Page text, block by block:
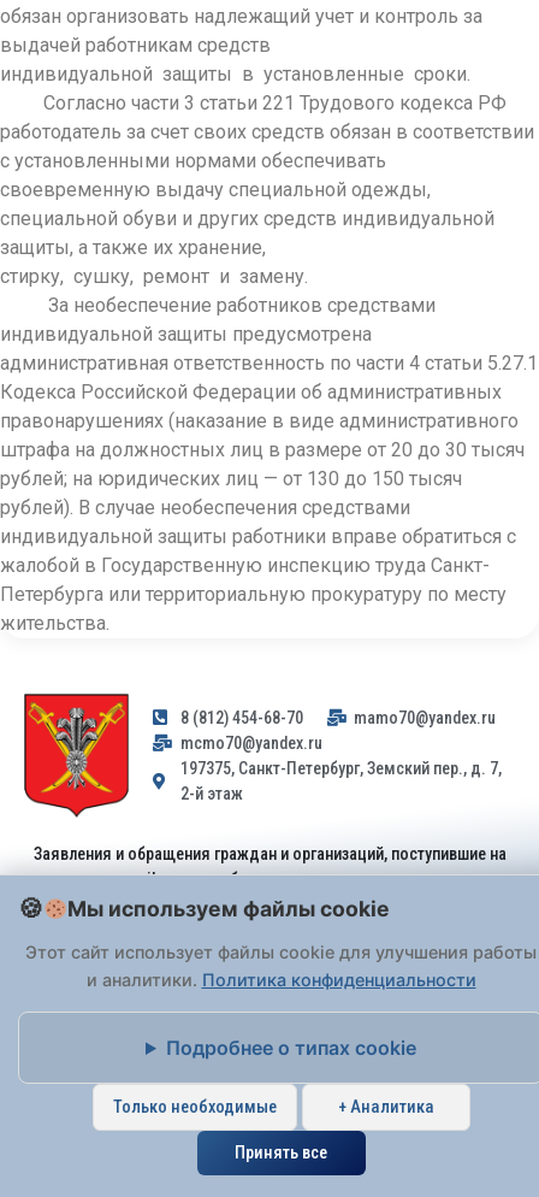
обязан организовать надлежащий учет и контроль за
выдачей работникам средств
индивидуальной защиты в установленные сроки.
Согласно части 3 статьи 221 Трудового кодекса РФ
работодатель за счет своих средств обязан в соответствии
с установленными нормами обеспечивать
своевременную выдачу специальной одежды,
специальной обуви и других средств индивидуальной
защиты, а также их хранение,
стирку, сушку, ремонт и замену.
За необеспечение работников средствами
индивидуальной защиты предусмотрена
административная ответственность по части 4 статьи 5.27.1
Кодекса Российской Федерации об административных
правонарушениях (наказание в виде административного
штрафа на должностных лиц в размере от 20 до 30 тысяч
рублей; на юридических лиц — от 130 до 150 тысяч
рублей). В случае необеспечения средствами
индивидуальной защиты работники вправе обратиться с
жалобой в Государственную инспекцию труда Санкт-
Петербурга или территориальную прокуратуру по месту
жительства.
8 (812) 454-68-70
mamo70@yandex.ru
mcmo70@yandex.ru
197375, Санкт-Петербург, Земский пер., д. 7,
2-й этаж
Заявления и обращения граждан и организаций, поступившие на
адрес email, не могут быть рассмотрены на основании
Федерального закона от 02.05.2006 № 59-ФЗ. Обращения
или лично при предъявлении паспорта.
Мы используем файлы cookie
Этот сайт использует файлы cookie для улучшения работы
и аналитики. Политика конфиденциальности
Подробнее о типах cookie
Только необходимые + Аналитика
Принять все